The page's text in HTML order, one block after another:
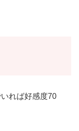
れば好感度70